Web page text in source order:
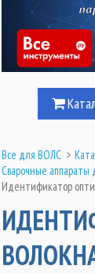
Все для ВОЛС >
Сварочные аппараты
Идентификатор